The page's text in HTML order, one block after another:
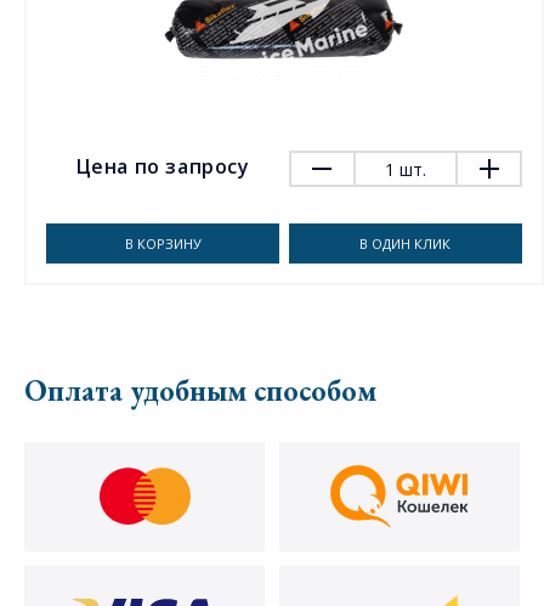
Цена по запросу 1 шт.
В КОРЗИНУ В ОДИН КЛИК
Оплата удобным способом